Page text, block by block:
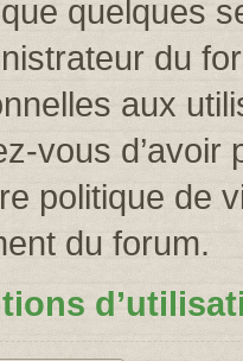
quelques
du
aux
vous d’avoir
politique de
du forum.